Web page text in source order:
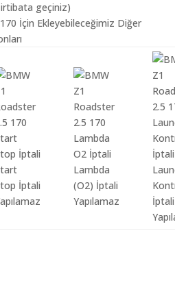
irtibata geçiniz)
İçin Ekleyebileceğimiz Diğer
İptali
Lambda
(O2) İptali
Yapılamaz
İptali